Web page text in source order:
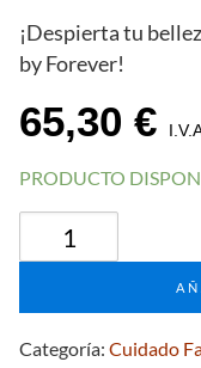
¡Despierta tu
by Forever!
65,30 €
PRODUCTO
infinite
firming
serum
Categoría: Cuidado